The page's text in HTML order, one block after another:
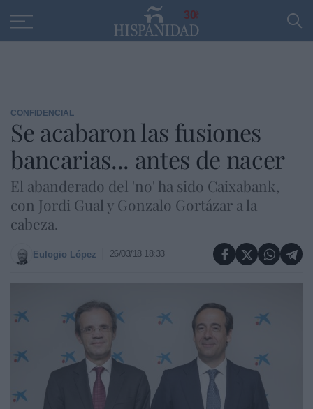
30
CONFIDENCIAL
Se acabaron las fusiones
bancarias... antes de nacer
El abanderado del 'no' ha sido Caixabank,
con Jordi Gual y Gonzalo Gortázar a la
cabeza.
Eulogio López 26/03/18 18:33